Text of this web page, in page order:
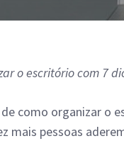
o escritório com 7
como organizar o
mais pessoas